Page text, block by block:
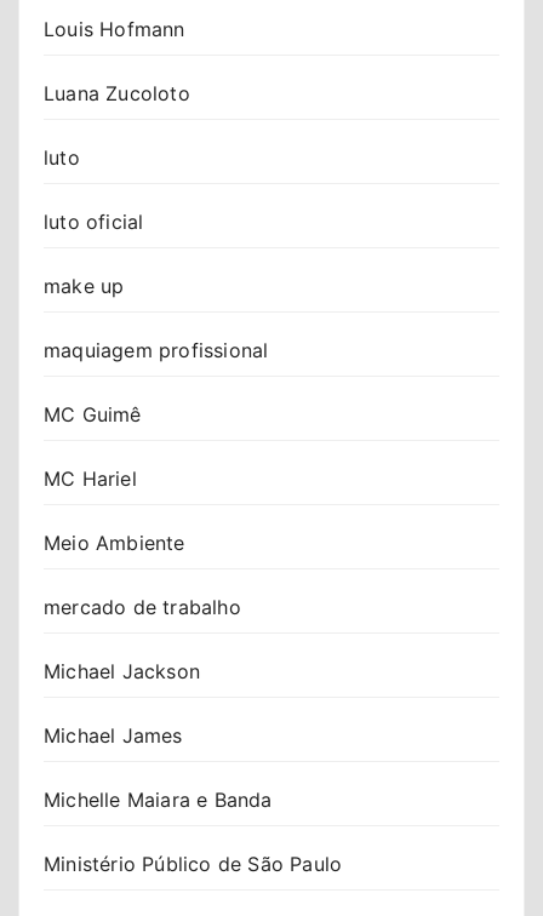
Louis Hofmann
Luana Zucoloto
luto
luto oficial
make up
maquiagem profissional
MC Guimê
MC Hariel
Meio Ambiente
mercado de trabalho
Michael Jackson
Michael James
Michelle Maiara e Banda
Ministério Público de São Paulo